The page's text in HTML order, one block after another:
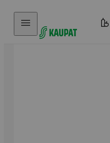
Hyppää sisältöön